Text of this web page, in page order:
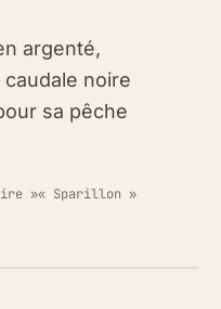
argenté,
noire
sa pêche
»« Sparillon »